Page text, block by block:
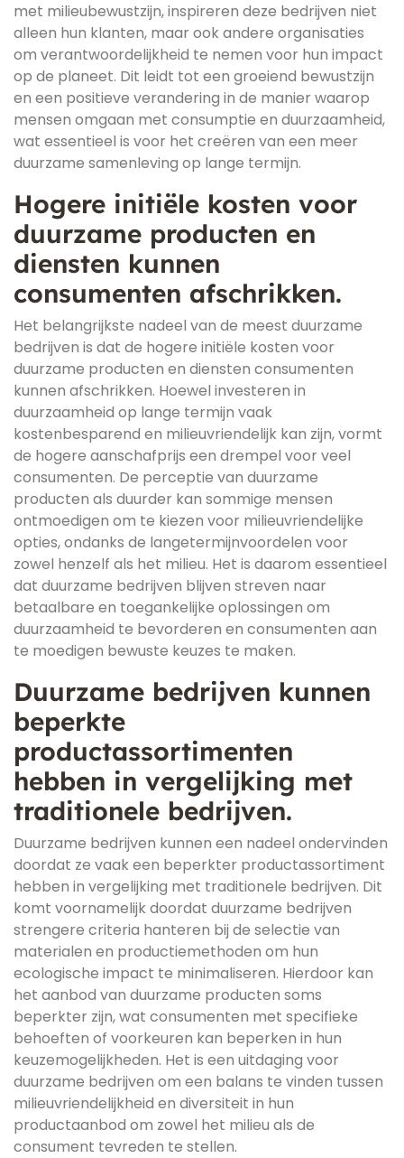
met milieubewustzijn, inspireren deze bedrijven niet
alleen hun klanten, maar ook andere organisaties
om verantwoordelijkheid te nemen voor hun impact
op de planeet. Dit leidt tot een groeiend bewustzijn
en een positieve verandering in de manier waarop
mensen omgaan met consumptie en duurzaamheid,
wat essentieel is voor het creëren van een meer
duurzame samenleving op lange termijn.
Hogere initiële kosten voor
duurzame producten en
diensten kunnen
consumenten afschrikken.
Het belangrijkste nadeel van de meest duurzame
bedrijven is dat de hogere initiële kosten voor
duurzame producten en diensten consumenten
kunnen afschrikken. Hoewel investeren in
duurzaamheid op lange termijn vaak
kostenbesparend en milieuvriendelijk kan zijn, vormt
de hogere aanschafprijs een drempel voor veel
consumenten. De perceptie van duurzame
producten als duurder kan sommige mensen
ontmoedigen om te kiezen voor milieuvriendelijke
opties, ondanks de langetermijnvoordelen voor
zowel henzelf als het milieu. Het is daarom essentieel
dat duurzame bedrijven blijven streven naar
betaalbare en toegankelijke oplossingen om
duurzaamheid te bevorderen en consumenten aan
te moedigen bewuste keuzes te maken.
Duurzame bedrijven kunnen
beperkte
productassortimenten
hebben in vergelijking met
traditionele bedrijven.
Duurzame bedrijven kunnen een nadeel ondervinden
doordat ze vaak een beperkter productassortiment
hebben in vergelijking met traditionele bedrijven. Dit
komt voornamelijk doordat duurzame bedrijven
strengere criteria hanteren bij de selectie van
materialen en productiemethoden om hun
ecologische impact te minimaliseren. Hierdoor kan
het aanbod van duurzame producten soms
beperkter zijn, wat consumenten met specifieke
behoeften of voorkeuren kan beperken in hun
keuzemogelijkheden. Het is een uitdaging voor
duurzame bedrijven om een balans te vinden tussen
milieuvriendelijkheid en diversiteit in hun
productaanbod om zowel het milieu als de
consument tevreden te stellen.